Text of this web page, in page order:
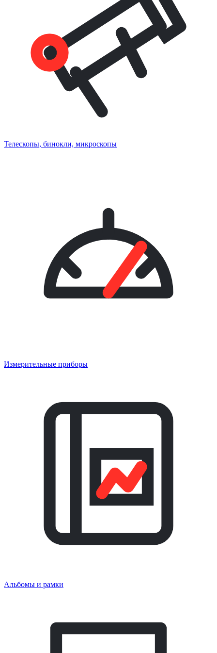
Телескопы, бинокли, микроскопы
Измерительные приборы
Альбомы и рамки